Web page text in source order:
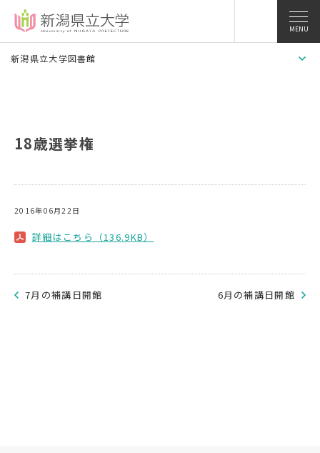
MENU
新潟県立大学図書館
18歳選挙権
2016年06月22日
詳細はこちら（136.9KB）
7月の補講日開館 6月の補講日開館